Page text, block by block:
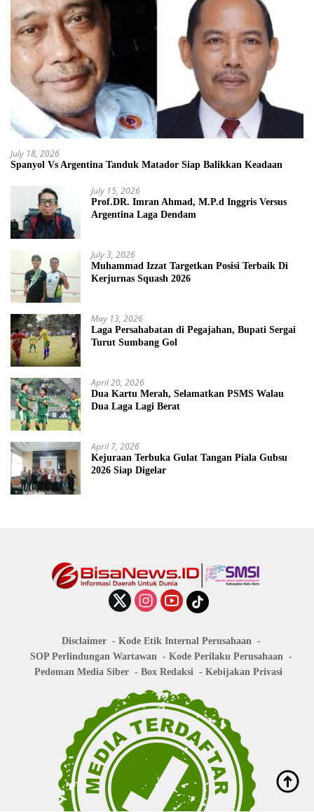
July 18, 2026
Spanyol Vs Argentina Tanduk Matador Siap Balikkan Keadaan
July 15, 2026
Prof.DR. Imran Ahmad, M.P.d Inggris Versus
Argentina Laga Dendam
July 3, 2026
Muhammad Izzat Targetkan Posisi Terbaik Di
Kerjurnas Squash 2026
May 13, 2026
Laga Persahabatan di Pegajahan, Bupati Sergai
Turut Sumbang Gol
April 20, 2026
Dua Kartu Merah, Selamatkan PSMS Walau
Dua Laga Lagi Berat
April 7, 2026
Kejuraan Terbuka Gulat Tangan Piala Gubsu
2026 Siap Digelar
Disclaimer
Kode Etik Internal Perusahaan
SOP Perlindungan Wartawan
Kode Perilaku Perusahaan
Pedoman Media Siber
Box Redaksi Kebijakan Privasi